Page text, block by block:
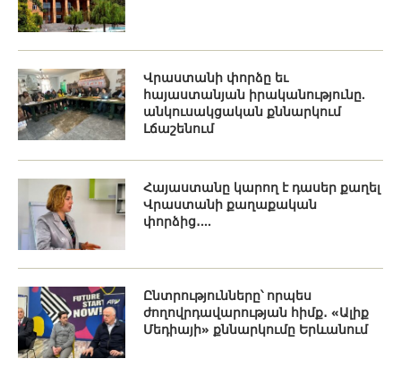
Վրաստանի փորձը եւ
հայաստանյան իրականությունը.
անկուսակցական քննարկում
Լճաշենում
Հայաստանը կարող է դասեր քաղել
Վրաստանի քաղաքական
փորձից․...
Ընտրությունները՝ որպես
ժողովրդավարության հիմք․ «Ալիք
Մեդիայի» քննարկումը Երևանում